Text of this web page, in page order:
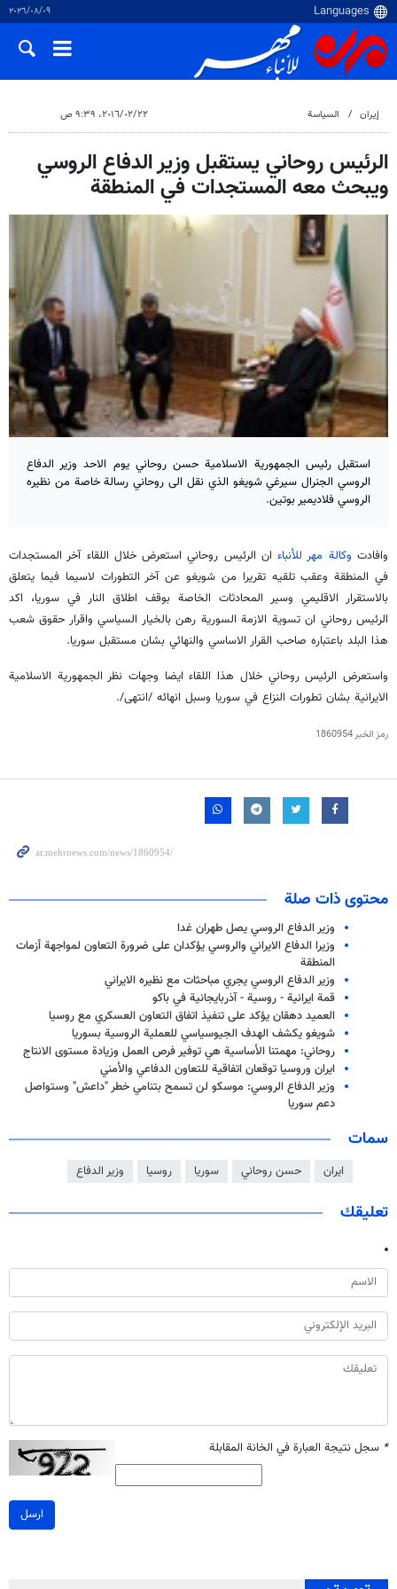
٠٩‏/٠٨‏/٢٠٢٦
إيران السياسة ٢٢‏/٠٢‏/٢٠١٦، ٩:٣٩ ص
الرئيس روحاني يستقبل وزير الدفاع الروسي
ويبحث معه المستجدات في المنطقة
استقبل رئيس الجمهورية الاسلامية حسن روحاني يوم الاحد وزير الدفاع
الروسي الجنرال سيرغي شويغو الذي نقل الى روحاني رسالة خاصة من نظيره
الروسي فلاديمير بوتين.
وافادت وكالة مهر للأنباءان الرئيس روحاني استعرض خلال اللقاء آخر المستجدات
في المنطقة وعقب تلقيه تقريرا من شويغو عن آخر التطورات لاسيما فيما يتعلق
بالاستقرار الاقليمي وسير المحادثات الخاصة بوقف اطلاق النار في سوريا، اكد
الرئيس روحاني ان تسوية الازمة السورية رهن بالخيار السياسي واقرار حقوق شعب
هذا البلد باعتباره صاحب القرار الاساسي والنهائي بشان مستقبل سوريا.
واستعرض الرئيس روحاني خلال هذا اللقاء ايضا وجهات نظر الجمهورية الاسلامية
الايرانية بشان تطورات النزاع في سوريا وسبل انهائه /انتهى/.
رمز الخبر1860954
محتوى ذات صلة
وزير الدفاع الروسي يصل طهران غدا
وزيرا الدفاع الايراني والروسي يؤكدان على ضرورة التعاون لمواجهة أزمات
المنطقة
وزير الدفاع الروسي يجري مباحثات مع نظيره الايراني
قمة ايرانية - روسية - آذربايجانية في باكو
العميد دهقان يؤكد على تنفيذ اتفاق التعاون العسكري مع روسيا
شويغو يكشف الهدف الجيوسياسي للعملية الروسية بسوريا
روحاني: مهمتنا الأساسية هي توفير فرص العمل وزيادة مستوى الانتاج
ايران وروسيا توقعان اتفاقية للتعاون الدفاعي والأمني
وزير الدفاع الروسي: موسكو لن تسمح بتنامي خطر "داعش" وستواصل
دعم سوريا
سمات
ايران حسن روحاني سوريا روسيا وزير الدفاع
تعليقك
* سجل نتيجة العبارة في الخانة المقابلة
ارسل